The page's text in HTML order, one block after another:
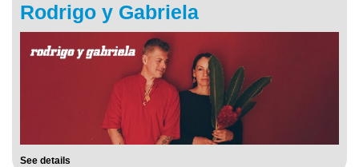
Rodrigo y Gabriela
See details